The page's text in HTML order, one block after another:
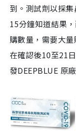
到。測試劑以採
15分鐘知道結果
購數量，需要大
在確認後10至21
發DEEPBLUE 原